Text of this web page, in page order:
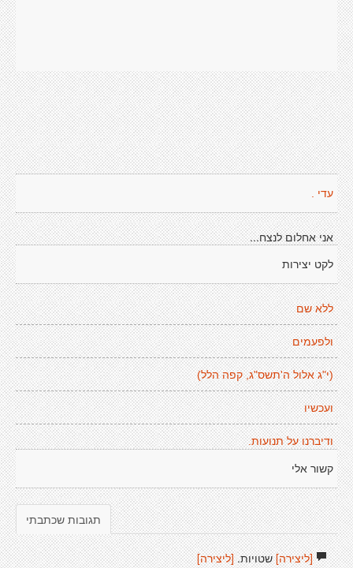
עדי .
אני אחלום לנצח...
לקט יצירות
ללא שם
ולפעמים
(י"ג אלול ה'תשס"ג, קפה הלל)
ועכשיו
ודיברנו על תנועות.
קשור אלי
תגובות שכתבתי
[ליצירה]שטויות.[ליצירה]